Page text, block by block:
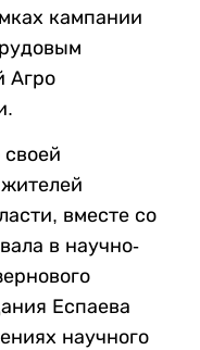
кампании
Агро
вместе со
в научно-
Еспаева
научного